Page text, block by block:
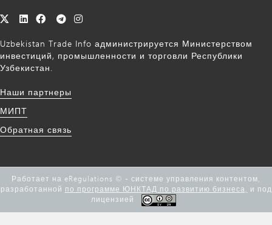
Uzbekistan Trade Info администрируется Министерством
инвестиций, промышленности и торговли Республики
Узбекистан.
Наши партнеры
МИПТ
Обратная связь
Работает на eRegulations © - системе управления контентом,
разработанной по программе ЮНКТАД по развитию бизнеса,
и под
лицензией